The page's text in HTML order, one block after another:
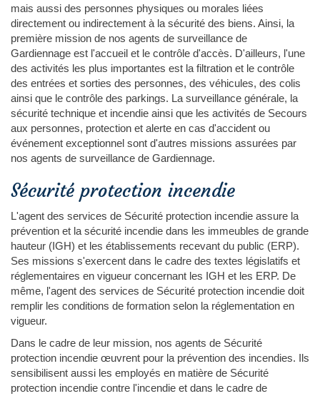
mais aussi des personnes physiques ou morales liées
directement ou indirectement à la sécurité des biens. Ainsi, la
première mission de nos agents de surveillance de
Gardiennage est l'accueil et le contrôle d'accès. D'ailleurs, l'une
des activités les plus importantes est la filtration et le contrôle
des entrées et sorties des personnes, des véhicules, des colis
ainsi que le contrôle des parkings. La surveillance générale, la
sécurité technique et incendie ainsi que les activités de Secours
aux personnes, protection et alerte en cas d'accident ou
événement exceptionnel sont d'autres missions assurées par
nos agents de surveillance de Gardiennage.
Sécurité protection incendie
L'agent des services de Sécurité protection incendie assure la
prévention et la sécurité incendie dans les immeubles de grande
hauteur (IGH) et les établissements recevant du public (ERP).
Ses missions s'exercent dans le cadre des textes législatifs et
réglementaires en vigueur concernant les IGH et les ERP. De
même, l'agent des services de Sécurité protection incendie doit
remplir les conditions de formation selon la réglementation en
vigueur.
Dans le cadre de leur mission, nos agents de Sécurité
protection incendie œuvrent pour la prévention des incendies. Ils
sensibilisent aussi les employés en matière de Sécurité
protection incendie contre l'incendie et dans le cadre de